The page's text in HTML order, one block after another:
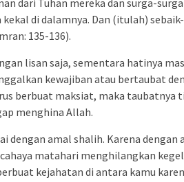
dari Tuhan mereka dan surga-
di dalamnya. Dan (itulah)
135-136).
lisan saja, sementara hatinya
kewajiban atau bertaubat
berbuat maksiat, maka taubatnya
menghina Allah.
dengan amal shalih. Karena dengan
matahari menghilangkan
kejahatan di antara kamu